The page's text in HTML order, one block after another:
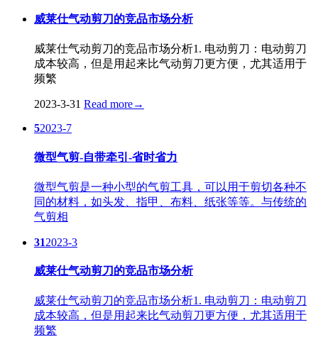
威莱仕气动剪刀的竞品市场分析
威莱仕气动剪刀的竞品市场分析1. 电动剪刀：电动剪刀
成本较高，但是用起来比气动剪刀更方便，尤其适用于
频繁
2023-3-31 Read more→
52023-7
微型气剪-自带牵引-省时省力
微型气剪是一种小型的气剪工具，可以用于剪切各种不
同的材料，如头发、指甲、布料、纸张等等。与传统的
气剪相
312023-3
威莱仕气动剪刀的竞品市场分析
威莱仕气动剪刀的竞品市场分析1. 电动剪刀：电动剪刀
成本较高，但是用起来比气动剪刀更方便，尤其适用于
频繁